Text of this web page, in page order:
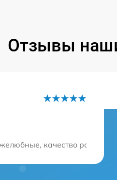
Отзывы
качество работы